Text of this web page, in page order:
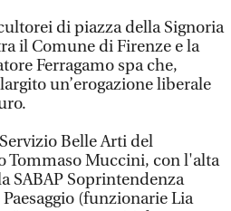
di piazza della Signoria
il Comune di Firenze e la
Ferragamo spa che,
un’erogazione liberale
Belle Arti del
Tommaso Muccini, con l'alta
SABAP Soprintendenza
(funzionarie Lia